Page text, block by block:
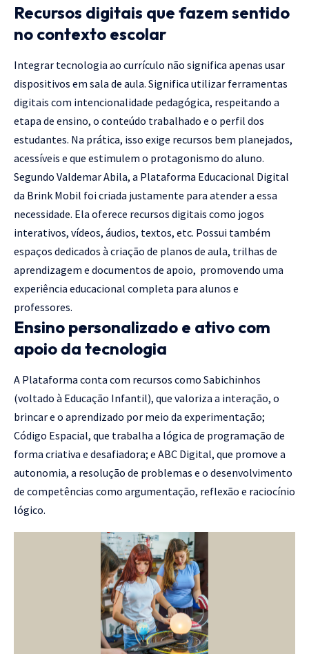
Recursos digitais que fazem sentido
no contexto escolar
Integrar tecnologia ao currículo não significa apenas usar
dispositivos em sala de aula. Significa utilizar ferramentas
digitais com intencionalidade pedagógica, respeitando a
etapa de ensino, o conteúdo trabalhado e o perfil dos
estudantes. Na prática, isso exige recursos bem planejados,
acessíveis e que estimulem o protagonismo do aluno.
Segundo Valdemar Abila, a Plataforma Educacional Digital
da Brink Mobil foi criada justamente para atender a essa
necessidade. Ela oferece recursos digitais como jogos
interativos, vídeos, áudios, textos, etc. Possui também
espaços dedicados à criação de planos de aula, trilhas de
aprendizagem e documentos de apoio, promovendo uma
experiência educacional completa para alunos e
professores.
Ensino personalizado e ativo com
apoio da tecnologia
A Plataforma conta com recursos como Sabichinhos
(voltado à Educação Infantil), que valoriza a interação, o
brincar e o aprendizado por meio da experimentação;
Código Espacial, que trabalha a lógica de programação de
forma criativa e desafiadora; e ABC Digital, que promove a
autonomia, a resolução de problemas e o desenvolvimento
de competências como argumentação, reflexão e raciocínio
lógico.